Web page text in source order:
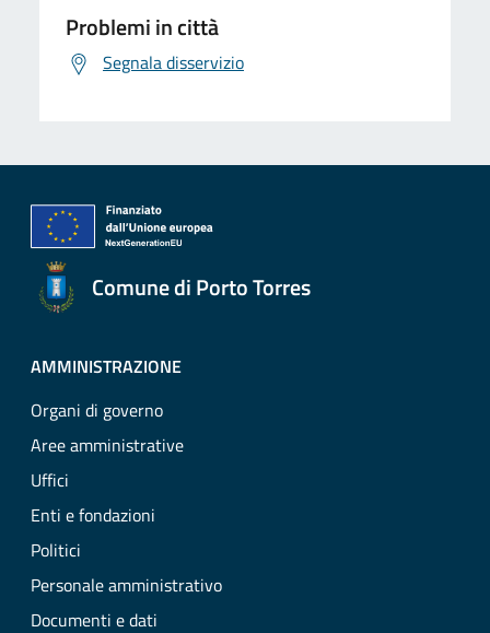
Problemi in città
Segnala disservizio
Comune di Porto Torres
AMMINISTRAZIONE
Organi di governo
Aree amministrative
Uffici
Enti e fondazioni
Politici
Personale amministrativo
Documenti e dati